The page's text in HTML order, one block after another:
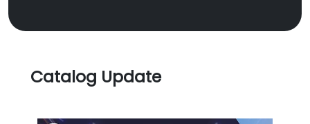
Catalog Update